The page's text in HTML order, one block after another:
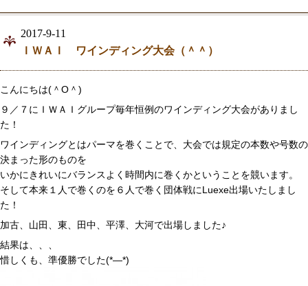
2017-9-11
ＩＷＡＩ ワインディング大会（＾＾）
こんにちは(＾O＾)
９／７にＩＷＡＩグループ毎年恒例のワインディング大会がありまし
た！
ワインディングとはパーマを巻くことで、大会では規定の本数や号数の
決まった形のものを
いかにきれいにバランスよく時間内に巻くかということを競います。
そして本来１人で巻くのを６人で巻く団体戦にLuexe出場いたしまし
た！
加古、山田、東、田中、平澤、大河で出場しました♪
結果は、、、
惜しくも、準優勝でした(*―*)